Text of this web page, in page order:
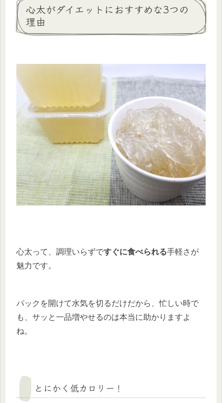
心太がダイエットにおすすめな3つの
理由
心太って、調理いらずですぐに食べられる手軽さが
魅力です。
パックを開けて水気を切るだけだから、忙しい時で
も、サッと一品増やせるのは本当に助かりますよ
ね。
とにかく低カロリー！